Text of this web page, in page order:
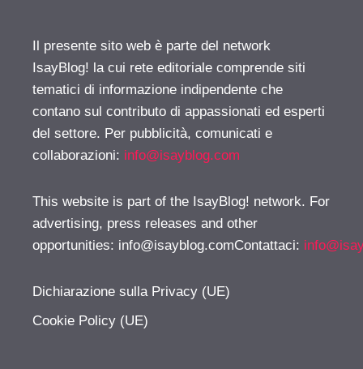
Il presente sito web è parte del network
IsayBlog! la cui rete editoriale comprende siti
tematici di informazione indipendente che
contano sul contributo di appassionati ed esperti
del settore. Per pubblicità, comunicati e
collaborazioni: info@isayblog.com
This website is part of the IsayBlog! network. For
advertising, press releases and other
opportunities: info@isayblog.comContattaci:
Dichiarazione sulla Privacy (UE)
Cookie Policy (UE)